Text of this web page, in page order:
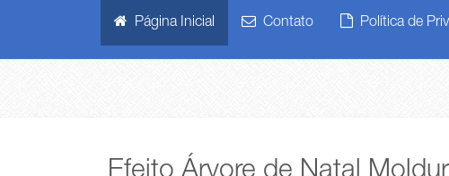
Página Inicial Contato Política de